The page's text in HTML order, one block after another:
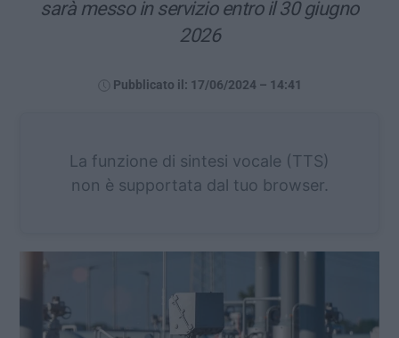
sarà messo in servizio entro il 30 giugno
2026
Pubblicato il: 17/06/2024 – 14:41
La funzione di sintesi vocale (TTS)
non è supportata dal tuo browser.